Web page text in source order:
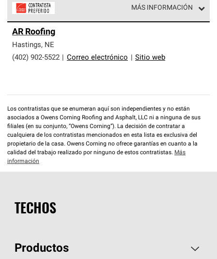
MÁS INFORMACIÓN
parte de una red exclusiva de profesionales de techos
que cumplen con altos estándares y requisitos estrictos
de profesionalismo y confiabilidad.
AR Roofing
Hastings, NE
(402) 902-5522
Correo electrónico Sitio web
Los contratistas que se enumeran aquí son independientes y no están
asociados a Owens Corning Roofing and Asphalt, LLC ni a ninguna de sus
filiales (en su conjunto, “Owens Corning”). La decisión de contratar a
cualquiera de los contratistas mencionados en esta lista es exclusiva del
propietario de la casa. Owens Corning no ofrece garantías en cuanto a la
calidad del trabajo realizado por ninguno de estos contratistas. Más
información
TECHOS
Productos